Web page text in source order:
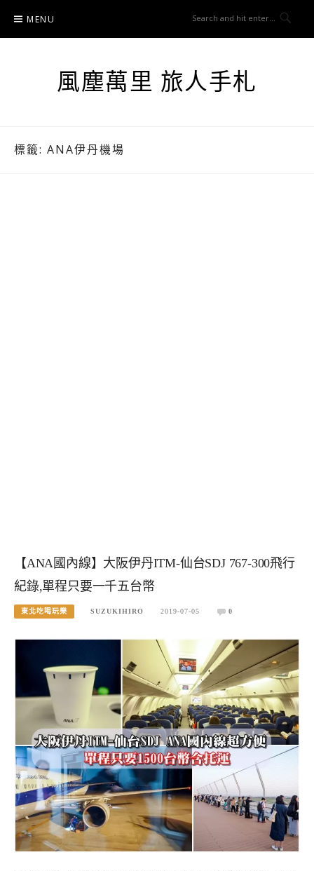
content
MENU
風塵萬里 旅人手札
標籤: ANA伊丹機場
【ANA國內線】大阪伊丹ITM-仙台SDJ 767-300飛行
紀錄,單程只要一千五台幣
東北吃喝玩樂 SUZUKIHIRO 2019-07-05 0